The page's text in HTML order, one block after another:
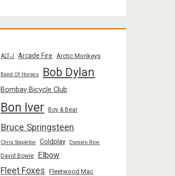
ALT-J Arcade Fire Arctic Monkeys
Band Of Horses Bob Dylan
Bombay Bicycle Club
Bon Iver Boy & Bear
Bruce Springsteen
Chris Stapleton Coldplay Damien Rice
David Bowie Elbow
Fleet Foxes Fleetwood Mac